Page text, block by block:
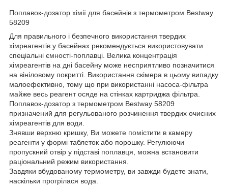
Поплавок-дозатор хімії для басейнів з термометром Bestway
58209
Для правильного і безпечного використання твердих
хімреагентів у басейнах рекомендується використовувати
спеціальні ємності-поплавці. Велика концентрація
хімреагентів на дні басейну може несприятливо позначитися
на вініловому покритті. Використання скімера в цьому випадку
малоефективно, тому що при використанні насоса-фільтра
майже весь реагент осяде на стінках картриджа фільтра.
Поплавок-дозатор з термометром Bestway 58209
призначений для регульованого розчинення твердих очисних
хімреагентів для води.
Знявши верхню кришку, Ви можете помістити в камеру
реагенти у формі таблеток або порошку. Регулюючи
пропускний отвір у підставі поплавця, можна встановити
раціональний режим використання.
Завдяки вбудованому термометру, ви завжди будете знати,
наскільки прогрілася вода.